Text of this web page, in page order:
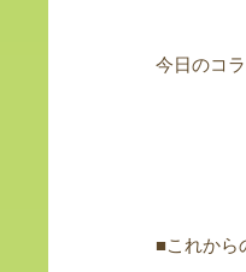
今日のコ
■これから